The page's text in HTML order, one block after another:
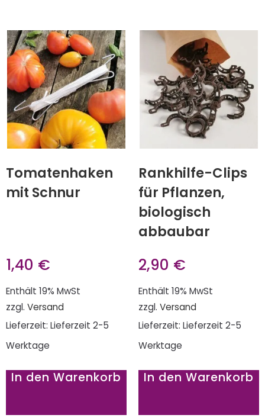
Tomatenhaken
mit Schnur
1,40 €
Enthält 19% MwSt
zzgl. Versand
Lieferzeit: Lieferzeit 2-5
Werktage
In den Warenkorb
Rankhilfe-Clips
für Pflanzen,
biologisch
abbaubar
2,90 €
Enthält 19% MwSt
zzgl. Versand
Lieferzeit: Lieferzeit 2-5
Werktage
In den Warenkorb